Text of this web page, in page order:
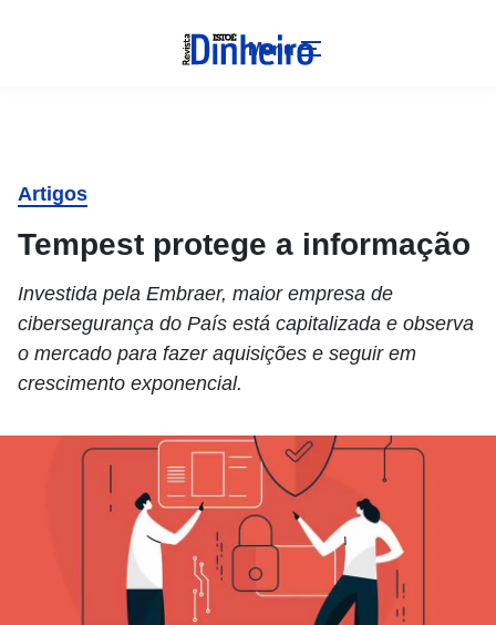
Menu
Artigos
Tempest protege a informação
Investida pela Embraer, maior empresa de
cibersegurança do País está capitalizada e observa
o mercado para fazer aquisições e seguir em
crescimento exponencial.